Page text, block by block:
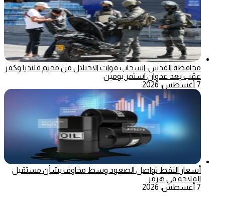
محافظة القدس: انسحاب قوات الاحتلال من مخيم قلنديا وكفر
عقب بعد عدوان استمر يومين
7 أغسطس، 2026
أسعار النفط تواصل الصعود وسط مخاوف بشأن مستقبل
الملاحة في هرمز
7 أغسطس، 2026